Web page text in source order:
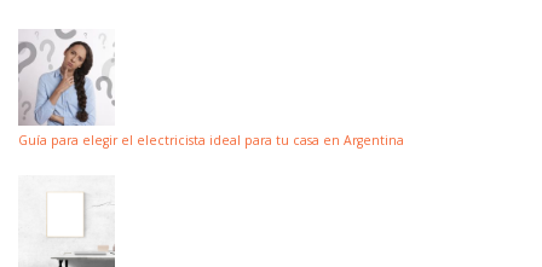
Guía para elegir el electricista ideal para tu casa en Argentina